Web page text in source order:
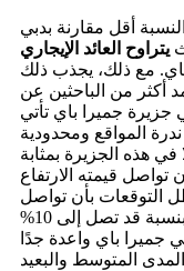
أقل مقارنة بدبي
يتراوح العائد الإيجاري
مع ذلك، يجذب ذلك
أكثر من الباحثين عن
جميرا باي تأتي
المواقع ومحدودية
هذه الجزيرة بمثابة
تواصل قيمته الارتفاع
التوقعات بأن تواصل
أسعار العقارات الفاخرة في دبي نموها بنسبة قد تصل إلى 10%
جميرا باي واعدة جدًا